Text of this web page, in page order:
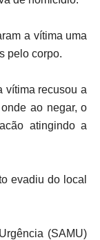
a vítima uma
pelo corpo.
vítima recusou a
ao negar, o
atingindo a
evadiu do local
(SAMU)